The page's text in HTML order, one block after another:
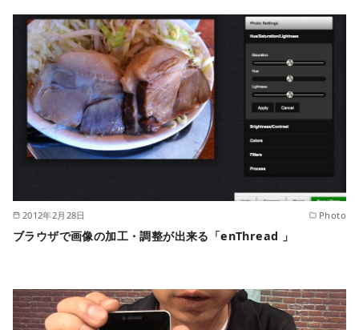
2012年2月28日 Photo
ブラウザで画像の加工・調整が出来る「enThread 」